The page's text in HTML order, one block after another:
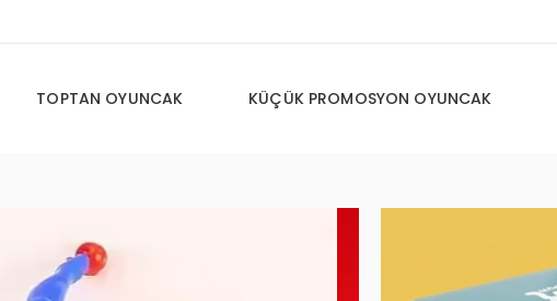
TOPTAN OYUNCAK KÜÇÜK PROMOSYON OYUNCAK